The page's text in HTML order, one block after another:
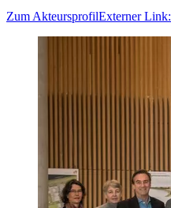
Zum AkteursprofilExterner Link: